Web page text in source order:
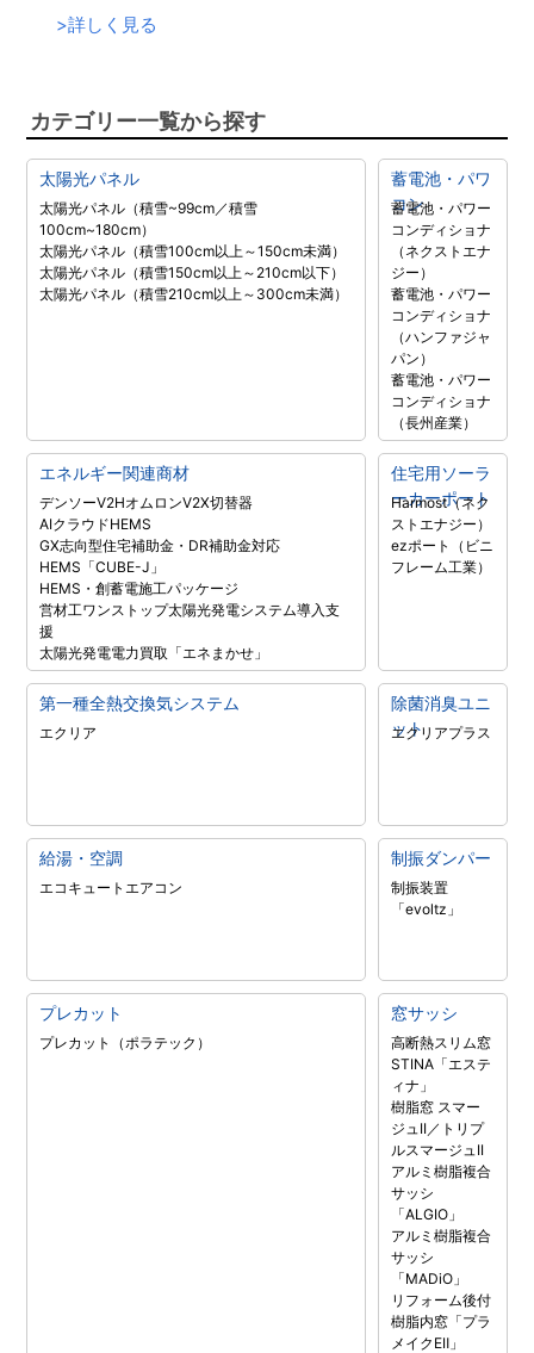
>詳しく見る
カテゴリー一覧から探す
太陽光パネル
太陽光パネル（積雪~99cm／積雪
100cm~180cm）
太陽光パネル（積雪100cm以上～150cm未満）
太陽光パネル（積雪150cm以上～210cm以下）
太陽光パネル（積雪210cm以上～300cm未満）
蓄電池・パワ
コン
蓄電池・パワー
コンディショナ
（ネクストエナ
ジー）
蓄電池・パワー
コンディショナ
（ハンファジャ
パン）
蓄電池・パワー
コンディショナ
（長州産業）
エネルギー関連商材
デンソーV2HオムロンV2X切替器
AIクラウドHEMS
GX志向型住宅補助金・DR補助金対応
HEMS「CUBE-J」
HEMS・創蓄電施工パッケージ
営材工ワンストップ太陽光発電システム導入支
援
太陽光発電電力買取「エネまかせ」
住宅用ソーラ
ーカーポート
Harmost（ネク
ストエナジー）
ezポート（ビニ
フレーム工業）
第一種全熱交換気システム
エクリア
除菌消臭ユニ
ット
エクリアプラス
給湯・空調
エコキュート エアコン
制振ダンパー
制振装置
「evoltz」
プレカット
プレカット（ポラテック）
窓サッシ
高断熱スリム窓
STINA「エステ
ィナ」
樹脂窓 スマー
ジュII／トリプ
ルスマージュII
アルミ樹脂複合
サッシ
「ALGIO」
アルミ樹脂複合
サッシ
「MADiO」
リフォーム後付
樹脂内窓「プラ
メイクEⅡ」